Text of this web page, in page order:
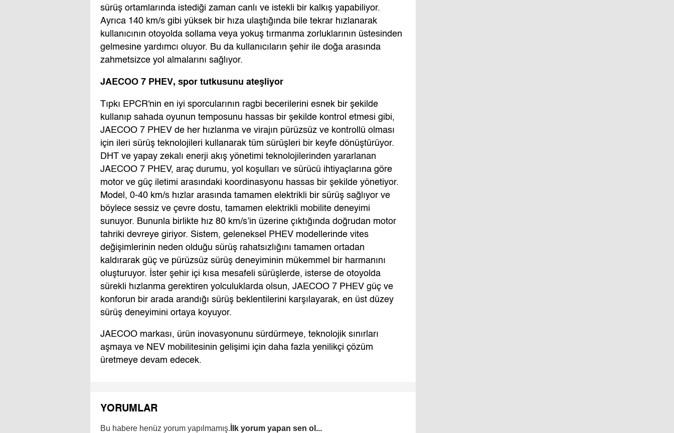
sürüş ortamlarında istediği zaman canlı ve istekli bir kalkış yapabiliyor.
Ayrıca 140 km/s gibi yüksek bir hıza ulaştığında bile tekrar hızlanarak
kullanıcının otoyolda sollama veya yokuş tırmanma zorluklarının üstesinden
gelmesine yardımcı oluyor. Bu da kullanıcıların şehir ile doğa arasında
zahmetsizce yol almalarını sağlıyor.
JAECOO 7 PHEV, spor tutkusunu ateşliyor
Tıpkı EPCR'nin en iyi sporcularının ragbi becerilerini esnek bir şekilde
kullanıp sahada oyunun temposunu hassas bir şekilde kontrol etmesi gibi,
JAECOO 7 PHEV de her hızlanma ve virajın pürüzsüz ve kontrollü olması
için ileri sürüş teknolojileri kullanarak tüm sürüşleri bir keyfe dönüştürüyor.
DHT ve yapay zekalı enerji akış yönetimi teknolojilerinden yararlanan
JAECOO 7 PHEV, araç durumu, yol koşulları ve sürücü ihtiyaçlarına göre
motor ve güç iletimi arasındaki koordinasyonu hassas bir şekilde yönetiyor.
Model, 0-40 km/s hızlar arasında tamamen elektrikli bir sürüş sağlıyor ve
böylece sessiz ve çevre dostu, tamamen elektrikli mobilite deneyimi
sunuyor. Bununla birlikte hız 80 km/s’in üzerine çıktığında doğrudan motor
tahriki devreye giriyor. Sistem, geleneksel PHEV modellerinde vites
değişimlerinin neden olduğu sürüş rahatsızlığını tamamen ortadan
kaldırarak güç ve pürüzsüz sürüş deneyiminin mükemmel bir harmanını
oluşturuyor. İster şehir içi kısa mesafeli sürüşlerde, isterse de otoyolda
sürekli hızlanma gerektiren yolculuklarda olsun, JAECOO 7 PHEV güç ve
konforun bir arada arandığı sürüş beklentilerini karşılayarak, en üst düzey
sürüş deneyimini ortaya koyuyor.
JAECOO markası, ürün inovasyonunu sürdürmeye, teknolojik sınırları
aşmaya ve NEV mobilitesinin gelişimi için daha fazla yenilikçi çözüm
üretmeye devam edecek.
YORUMLAR
Bu habere henüz yorum yapılmamış. İlk yorum yapan sen ol...